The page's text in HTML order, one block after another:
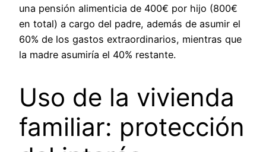
una pensión alimenticia de 400€ por hijo (800€
en total) a cargo del padre, además de asumir el
60% de los gastos extraordinarios, mientras que
la madre asumiría el 40% restante.
Uso de la vivienda
familiar: protección